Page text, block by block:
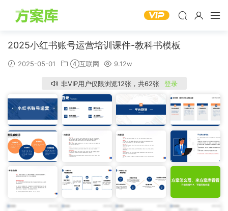
2025小红书账号运营培训课件-教科书模板
2025-05-01 ④互联网 9.12w
非VIP用户仅限浏览12张，共62张 登录